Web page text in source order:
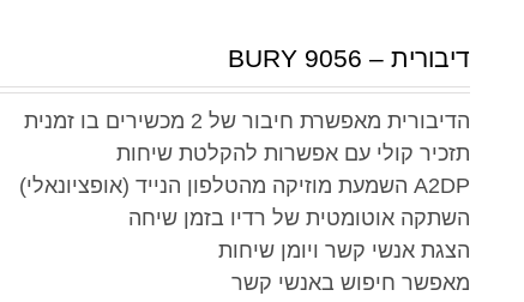
דיבורית – BURY 9056
הדיבורית מאפשרת חיבור של 2 מכשירים בו זמנית
תזכיר קולי עם אפשרות להקלטת שיחות
A2DP השמעת מוזיקה מהטלפון הנייד (אופציונאלי)
השתקה אוטומטית של רדיו בזמן שיחה
הצגת אנשי קשר ויומן שיחות
מאפשר חיפוש באנשי קשר